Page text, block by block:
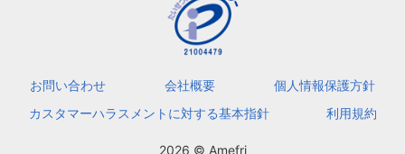
お問い合わせ 会社概要
個人情報保護方針
カスタマーハラスメントに対する基本指針
利用規約
2026 © Amefri